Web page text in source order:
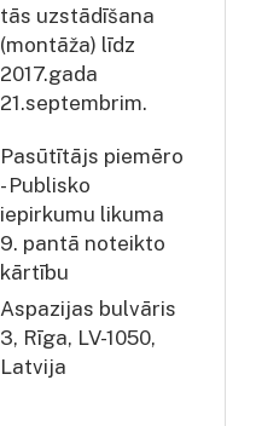
tās uzstādīšana
(montāža) līdz
2017.gada
21.septembrim.
Pasūtītājs piemēro
- Publisko
iepirkumu likuma
9. pantā noteikto
kārtību
Aspazijas bulvāris
3, Rīga, LV-1050,
Latvija